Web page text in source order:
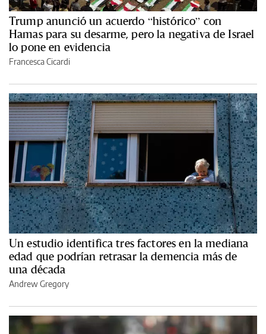
Trump anunció un acuerdo “histórico” con
Hamas para su desarme, pero la negativa de Israel
lo pone en evidencia
Francesca Cicardi
Un estudio identifica tres factores en la mediana
edad que podrían retrasar la demencia más de
una década
Andrew Gregory